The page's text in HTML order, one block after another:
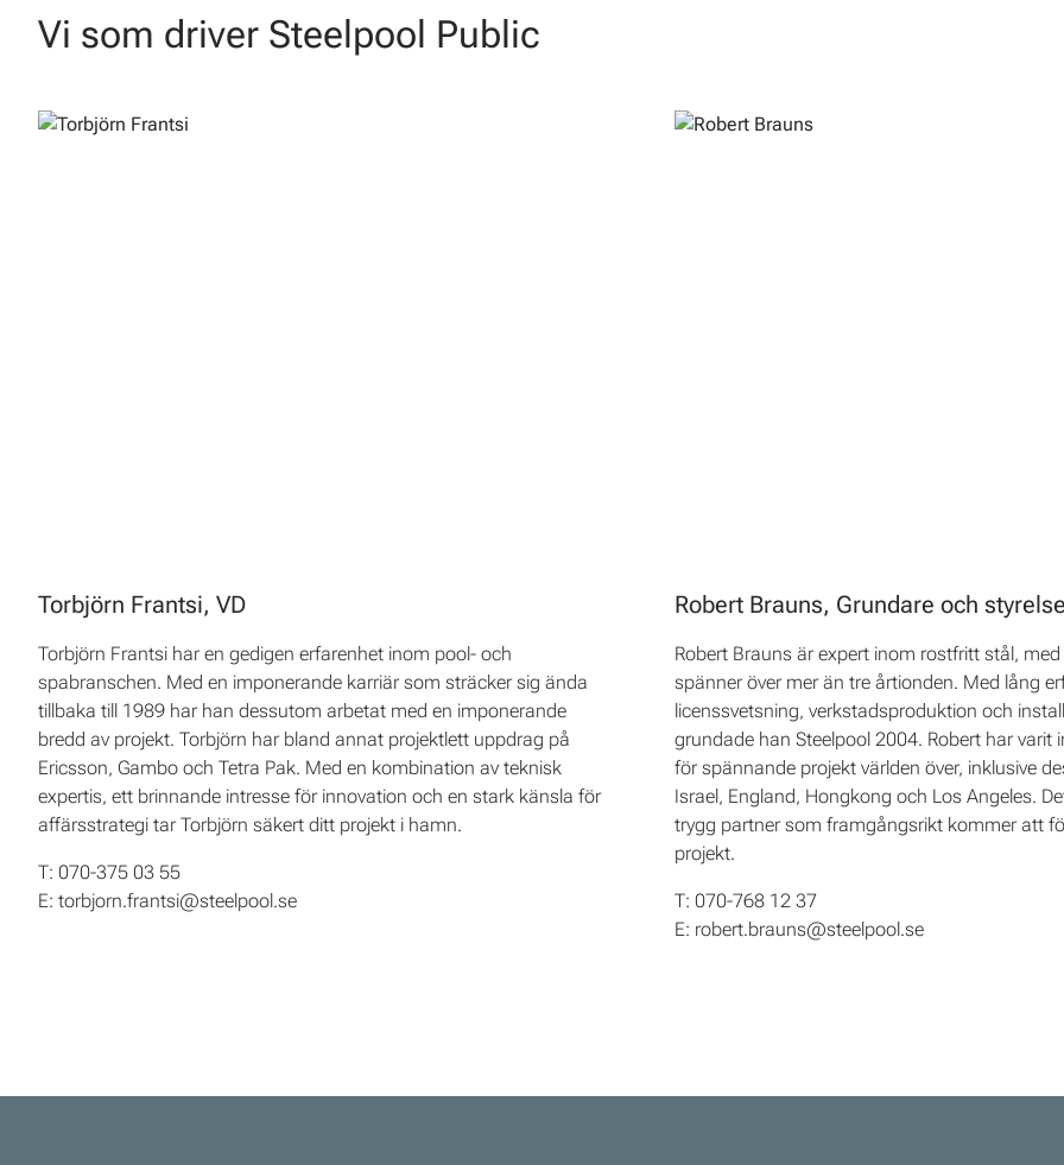
Vi som driver Steelpool Public
Torbjörn Frantsi, VD
Torbjörn Frantsi har en gedigen erfarenhet inom pool- och
spabranschen. Med en imponerande karriär som sträcker sig ända
tillbaka till 1989 har han dessutom arbetat med en imponerande
bredd av projekt. Torbjörn har bland annat projektlett uppdrag på
Ericsson, Gambo och Tetra Pak. Med en kombination av teknisk
expertis, ett brinnande intresse för innovation och en stark känsla för
affärsstrategi tar Torbjörn säkert ditt projekt i hamn.
T: 070-375 03 55
E: torbjorn.frantsi@steelpool.se
Robert Brauns, Grundare och
Robert Brauns är expert inom rostfritt stål,
spänner över mer än tre årtionden. Med lång
licenssvetsning, verkstadsproduktion och
grundade han Steelpool 2004. Robert har varit
för spännande projekt världen över, inklusive
Israel, England, Hongkong och Los Angeles.
trygg partner som framgångsrikt kommer att
projekt.
T: 070-768 12 37
E: robert.brauns@steelpool.se